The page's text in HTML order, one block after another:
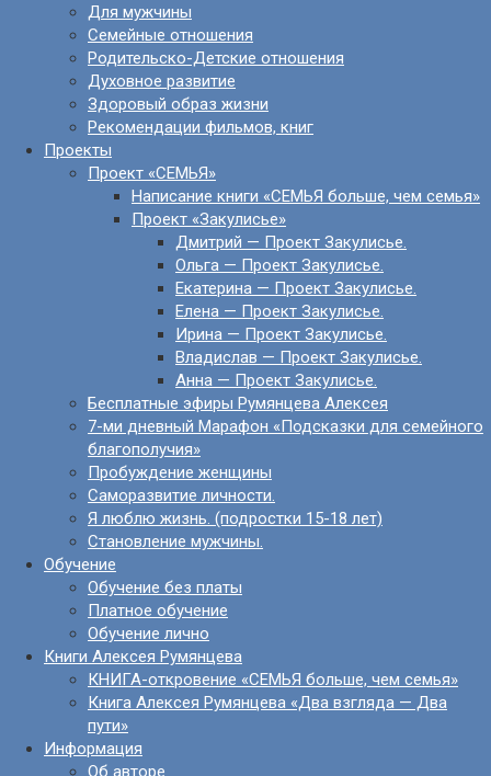
Для мужчины
Семейные отношения
Родительско-Детские отношения
Духовное развитие
Здоровый образ жизни
Рекомендации фильмов, книг
Проекты
Проект «СЕМЬЯ»
Написание книги «СЕМЬЯ больше, чем семья»
Проект «Закулисье»
Дмитрий — Проект Закулисье.
Ольга — Проект Закулисье.
Екатерина — Проект Закулисье.
Елена — Проект Закулисье.
Ирина — Проект Закулисье.
Владислав — Проект Закулисье.
Анна — Проект Закулисье.
Бесплатные эфиры Румянцева Алексея
7-ми дневный Марафон «Подсказки для семейного
благополучия»
Пробуждение женщины
Саморазвитие личности.
Я люблю жизнь. (подростки 15-18 лет)
Становление мужчины.
Обучение
Обучение без платы
Платное обучение
Обучение лично
Книги Алексея Румянцева
КНИГА-откровение «СЕМЬЯ больше, чем семья»
Книга Алексея Румянцева «Два взгляда — Два
пути»
Информация
Об авторе